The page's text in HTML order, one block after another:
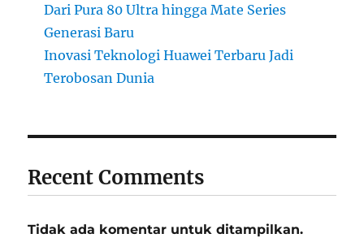
Dari Pura 80 Ultra hingga Mate Series
Generasi Baru
Inovasi Teknologi Huawei Terbaru Jadi
Terobosan Dunia
Recent Comments
Tidak ada komentar untuk ditampilkan.